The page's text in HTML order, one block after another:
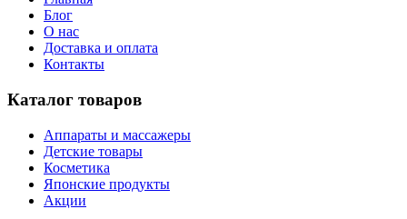
Блог
О нас
Доставка и оплата
Контакты
Каталог товаров
Аппараты и массажеры
Детские товары
Косметика
Японские продукты
Акции